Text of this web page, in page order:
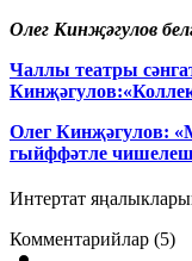
Олег Кинҗәгулов
Чаллы театры
Олег Кинҗәгулов:
гыйффәтле
Интертат
Комментарийлар (5)